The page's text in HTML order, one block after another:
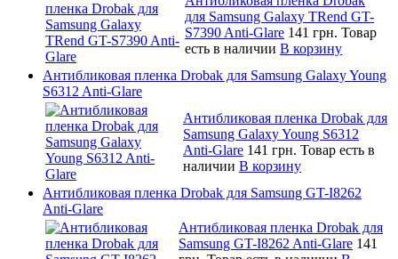
для Samsung Galaxy TRend GT-
S7390 Anti-Glare 141 грн. Товар
есть в наличии В корзину
Антибликовая пленка Drobak для Samsung Galaxy Young
S6312 Anti-Glare
Антибликовая пленка Drobak для
Samsung Galaxy Young S6312
Anti-Glare 141 грн. Товар есть в
наличии В корзину
Антибликовая пленка Drobak для Samsung GT-I8262
Anti-Glare
Антибликовая пленка Drobak для
Samsung GT-I8262 Anti-Glare 141